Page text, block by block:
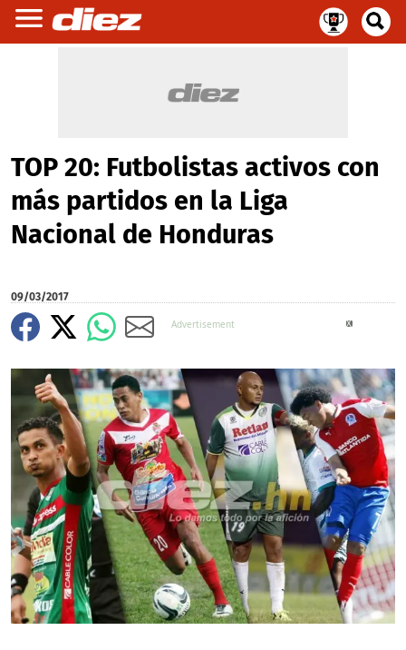
TOP 20: Futbolistas activos con
más partidos en la Liga
Nacional de Honduras
09/03/2017
X